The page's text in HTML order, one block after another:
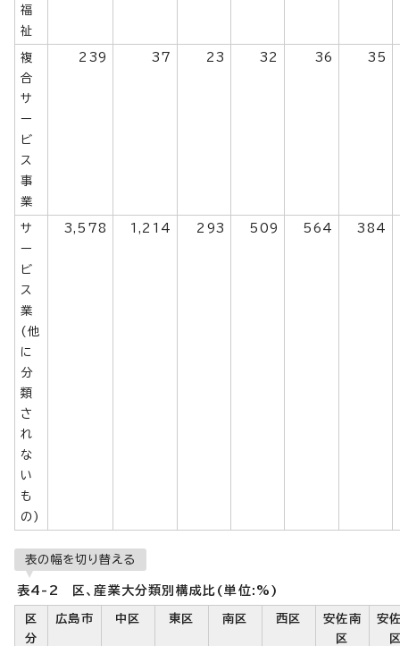
福
祉
複
合
サ
ー
ビ
ス
事
業
239 37 23 32 36 35
サ
ー
ビ
ス
業
(他
に
分
類
さ
れ
な
い
も
の)
3,578 1,214 293 509 564 384
表の幅を切り替える
表4-2 区、産業大分類別構成比(単位:%)
区
分
広島市 中区 東区 南区 西区
安佐南
区
安